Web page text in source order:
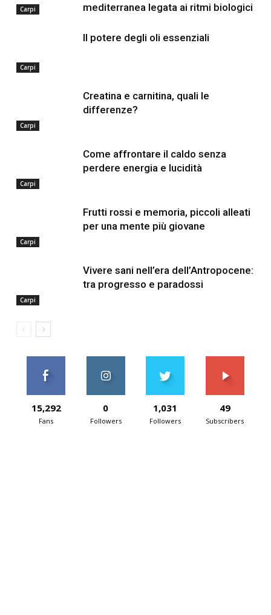
Carpi mediterranea legata ai ritmi biologici
Carpi
Il potere degli oli essenziali
Carpi
Creatina e carnitina, quali le
differenze?
Carpi
Come affrontare il caldo senza
perdere energia e lucidità
Carpi
Frutti rossi e memoria, piccoli alleati
per una mente più giovane
Carpi
Vivere sani nell’era dell’Antropocene:
tra progresso e paradossi
15,292
Fans
0
Followers
1,031
Followers
49
Subscribers